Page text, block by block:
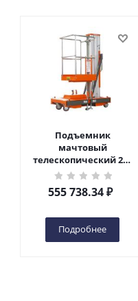
Подъемник
мачтовый
телескопический 200
кг 6 м TOR GTWY6-200S
DC 2-мачтовый
(автономный) (G) в
555 738.34₽
Подробнее